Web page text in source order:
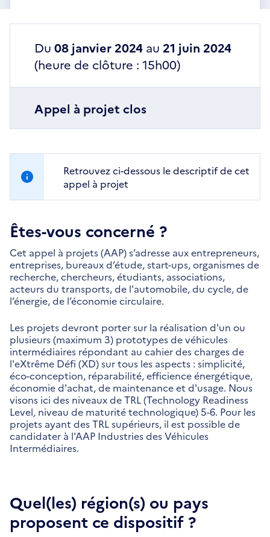
Du 08 janvier 2024 au 21 juin 2024
(heure de clôture : 15h00)
Appel à projet clos
Retrouvez ci-dessous le descriptif de cet
appel à projet
Êtes-vous concerné ?
Cet appel à projets (AAP) s’adresse aux entrepreneurs,
entreprises, bureaux d’étude, start-ups, organismes de
recherche, chercheurs, étudiants, associations,
acteurs du transports, de l'automobile, du cycle, de
l’énergie, de l’économie circulaire.
Les projets devront porter sur la réalisation d'un ou
plusieurs (maximum 3) prototypes de véhicules
intermédiaires répondant au cahier des charges de
l'eXtrême Défi (XD) sur tous les aspects : simplicité,
éco-conception, réparabilité, efficience énergétique,
économie d'achat, de maintenance et d'usage. Nous
visons ici des niveaux de TRL (Technology Readiness
Level, niveau de maturité technologique) 5-6. Pour les
projets ayant des TRL supérieurs, il est possible de
candidater à l'AAP Industries des Véhicules
Intermédiaires.
Quel(les) région(s) ou pays
proposent ce dispositif ?